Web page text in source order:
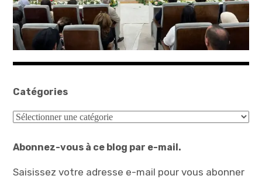
Catégories
Catégories
Abonnez-vous à ce blog par e-mail.
Saisissez votre adresse e-mail pour vous abonner